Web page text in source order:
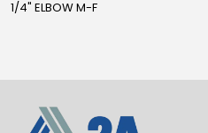
1/4" ELBOW M-F